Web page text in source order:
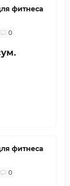
фитнеса
0
фитнеса
0